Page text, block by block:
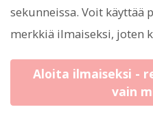
sekunneissa. Voit käyttää
merkkiä ilmaiseksi, joten
Aloita ilmaiseksi -
vain